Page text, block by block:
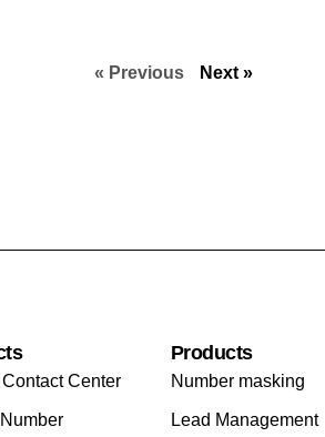
« Previous Next »
Center
Products
Number masking
Lead Management